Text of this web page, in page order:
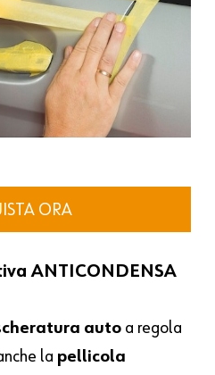
ORA
ANTICONDENSA
auto a regola
la pellicola